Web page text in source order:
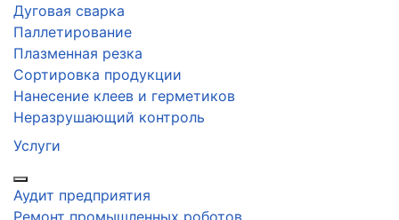
Дуговая сварка
Паллетирование
Плазменная резка
Сортировка продукции
Нанесение клеев и герметиков
Неразрушающий контроль
Услуги
Аудит предприятия
Ремонт промышленных роботов